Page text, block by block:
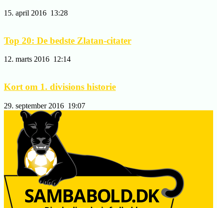
15. april 2016 13:28
Top 20: De bedste Zlatan-citater
12. marts 2016 12:14
Kort om 1. divisions historie
29. september 2016 19:07